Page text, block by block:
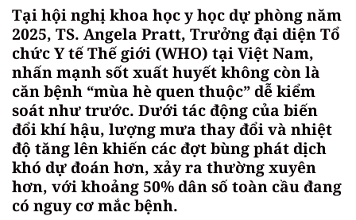
Tại hội nghị khoa học y học dự phòng năm
2025, TS. Angela Pratt, Trưởng đại diện Tổ
chức Y tế Thế giới (WHO) tại Việt Nam,
nhấn mạnh sốt xuất huyết không còn là
căn bệnh “mùa hè quen thuộc” dễ kiểm
soát như trước. Dưới tác động của biến
đổi khí hậu, lượng mưa thay đổi và nhiệt
độ tăng lên khiến các đợt bùng phát dịch
khó dự đoán hơn, xảy ra thường xuyên
hơn, với khoảng 50% dân số toàn cầu đang
có nguy cơ mắc bệnh.